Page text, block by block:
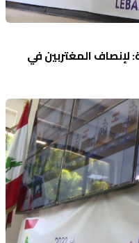
لإنصاف المغتربين في